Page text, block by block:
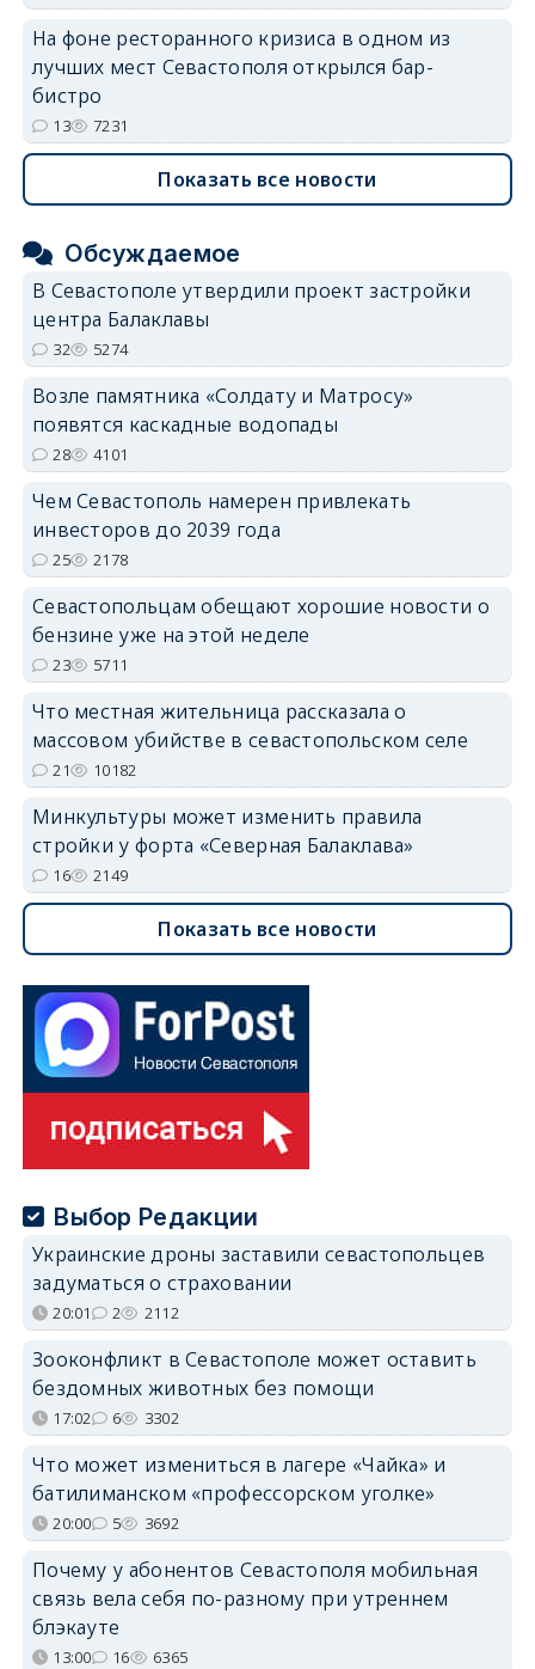
На фоне ресторанного кризиса в одном из
лучших мест Севастополя открылся бар-
бистро
13 7231
Показать все новости
Обсуждаемое
В Севастополе утвердили проект застройки
центра Балаклавы
32 5274
Возле памятника «Солдату и Матросу»
появятся каскадные водопады
28 4101
Чем Севастополь намерен привлекать
инвесторов до 2039 года
25 2178
Севастопольцам обещают хорошие новости о
бензине уже на этой неделе
23 5711
Что местная жительница рассказала о
массовом убийстве в севастопольском селе
21 10182
Минкультуры может изменить правила
стройки у форта «Северная Балаклава»
16 2149
Показать все новости
Выбор Редакции
Украинские дроны заставили севастопольцев
задуматься о страховании
20:01 2 2112
Зооконфликт в Севастополе может оставить
бездомных животных без помощи
17:02 6 3302
Что может измениться в лагере «Чайка» и
батилиманском «профессорском уголке»
20:00 5 3692
Почему у абонентов Севастополя мобильная
связь вела себя по-разному при утреннем
блэкауте
13:00 16 6365